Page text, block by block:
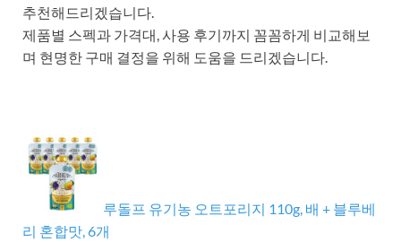
추천해드리겠습니다.
제품별 스펙과 가격대, 사용 후기까지 꼼꼼하게 비교해보
며 현명한 구매 결정을 위해 도움을 드리겠습니다.
루돌프 유기농 오트포리지 110g, 배 + 블루베
리 혼합맛, 6개